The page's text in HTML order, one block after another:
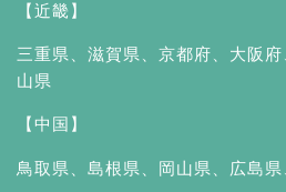
【近畿】
三重県 滋賀県 京都府 大阪府
山県
【中国】
鳥取県 島根県 岡山県 広島県